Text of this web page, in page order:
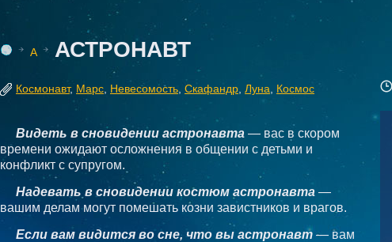
А АСТРОНАВТ
Космонавт, Марс Невесомость Скафандр Луна Космос
Видеть в сновидении астронавта — вас в скором
времени ожидают осложнения в общении с детьми и
конфликт с супругом.
Надевать в сновидении костюм астронавта —
вашим делам могут помешать козни завистников и врагов.
Если вам видится во сне, что вы астронавт — вам